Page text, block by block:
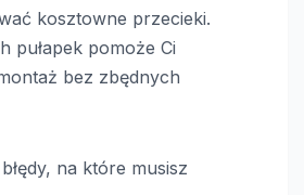
kosztowne przecieki.
pułapek pomoże Ci
bez zbędnych
na które musisz